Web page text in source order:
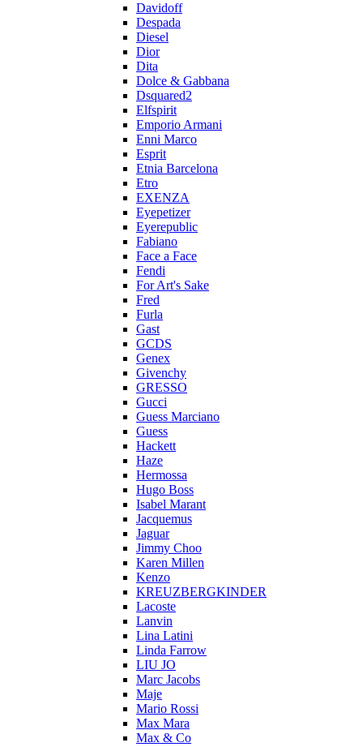
Davidoff
Despada
Diesel
Dior
Dita
Dolce & Gabbana
Dsquared2
Elfspirit
Emporio Armani
Enni Marco
Esprit
Etnia Barcelona
Etro
EXENZA
Eyepetizer
Eyerepublic
Fabiano
Face a Face
Fendi
For Art's Sake
Fred
Furla
Gast
GCDS
Genex
Givenchy
GRESSO
Gucci
Guess Marciano
Guess
Hackett
Haze
Hermossa
Hugo Boss
Isabel Marant
Jacquemus
Jaguar
Jimmy Choo
Karen Millen
Kenzo
KREUZBERGKINDER
Lacoste
Lanvin
Lina Latini
Linda Farrow
LIU JO
Marc Jacobs
Maje
Mario Rossi
Max Mara
Max & Co